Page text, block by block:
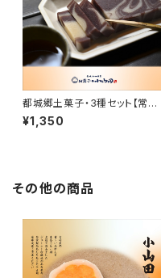
都城郷土菓子・3種セット【常温
便】木目羹 高麗菓子 煎粉餅 祝
菓子 きもっかん これがし いこも
¥1,350
その他の商品